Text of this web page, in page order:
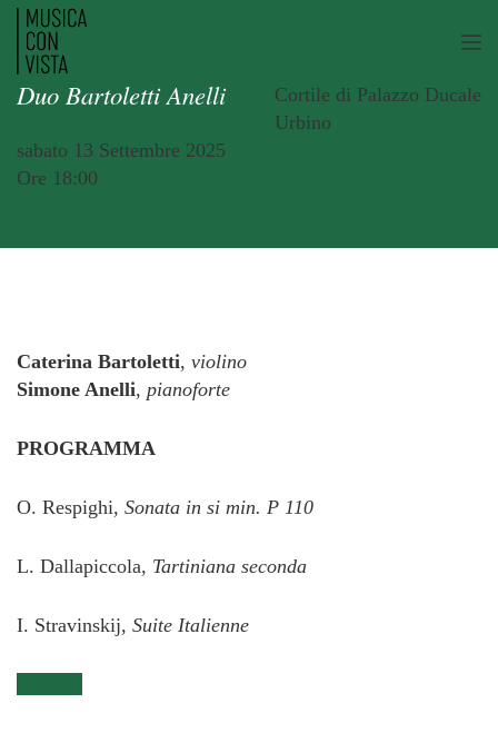
Duo Bartoletti Anelli
Cortile di Palazzo Ducale
Urbino
sabato 13 Settembre 2025
Ore 18:00
Caterina Bartoletti, violino
Simone Anelli, pianoforte
PROGRAMMA
O. Respighi, Sonata in si min. P 110
L. Dallapiccola, Tartiniana seconda
I. Stravinskij, Suite Italienne